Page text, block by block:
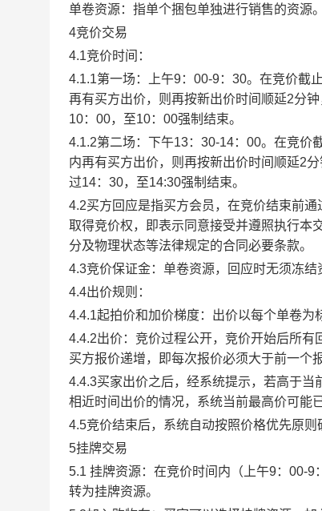
单卷资源：指单个捆包单独进行销售的资源。
4竞价交易
4.1竞价时间：
4.1.1第一场：上午9：00-9：30。在竞价截
再有买方出价，则再按新出价时间顺延2分
10：00，至10：00强制结束。
4.1.2第二场：下午13：30-14：00。在竞价
内再有买方出价，则再按新出价时间顺延2
过14：30，至14:30强制结束。
4.2买方回应是指买方会员，在竞价结束前
取得竞价权，即表示同意接受并遵照执行本
分及物理状态等法律规定的合同必要条款。
4.3竞价保证金：单卷资源，回应时无须冻结
4.4出价规则：
4.4.1起拍价和加价梯度：出价以每个单卷为
4.4.2出价：竞价过程公开，竞价开始后所
买方报价递增，即每次报价必须大于前一个
4.4.3买家出价之后，经系统提示，若高于
相近时间出价的情况，系统当前最高价可能
4.5竞价结束后，系统自动按照价格优先原则
5挂牌交易
5.1 挂牌资源：在竞价时间内（上午9：00-
转为挂牌资源。